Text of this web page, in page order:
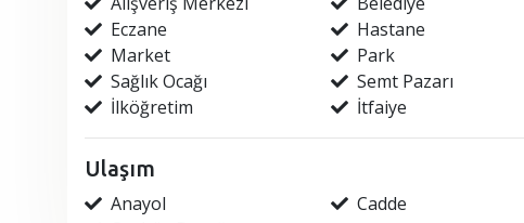
Eczane
Hastane
Market
Park
Sağlık Ocağı
Semt Pazarı
İlköğretim
İtfaiye
Ulaşım
Anayol Cadde